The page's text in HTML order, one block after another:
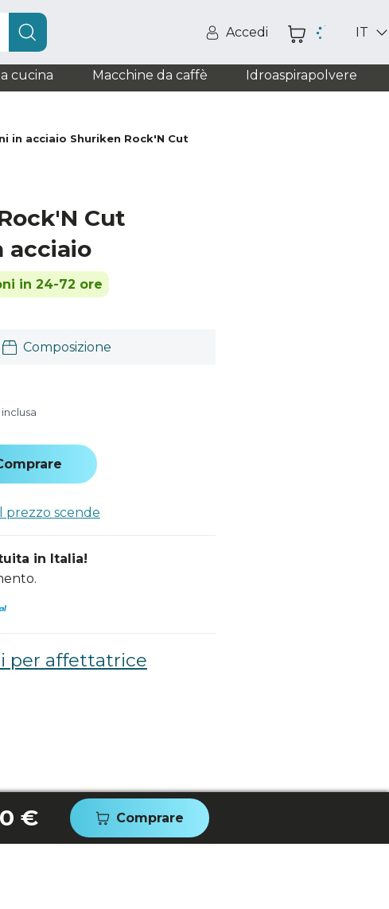
Accedi IT
cucina Macchine da caffè Idroaspirapolvere
in acciaio Shuriken Rock'N Cut
Cut
acciaio
in 24-72 ore
Composizione
inclusa
prezzo scende
in Italia!
per affettatrice
€ Comprare